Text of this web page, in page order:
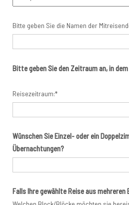
Bitte geben Sie die Namen der
Bitte geben Sie den Zeitraum an, in
Reisezeitraum:*
Wünschen Sie Einzel- oder ein
Übernachtungen?
Falls Ihre gewählte Reise aus